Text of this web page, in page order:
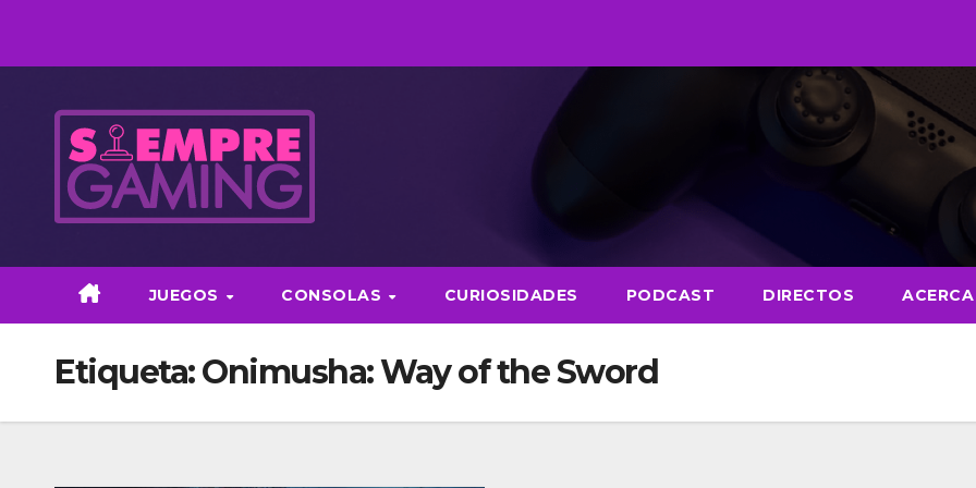
JUEGOS CONSOLAS CURIOSIDADES PODCAST DIRECTOS
Etiqueta:Onimusha: Way of the Sword